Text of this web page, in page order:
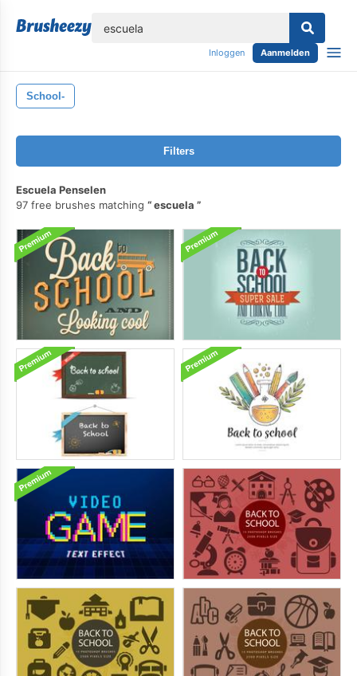
Inloggen Aanmelden
School-
Filters
Escuela Penselen
97 free brushes matching
escuela